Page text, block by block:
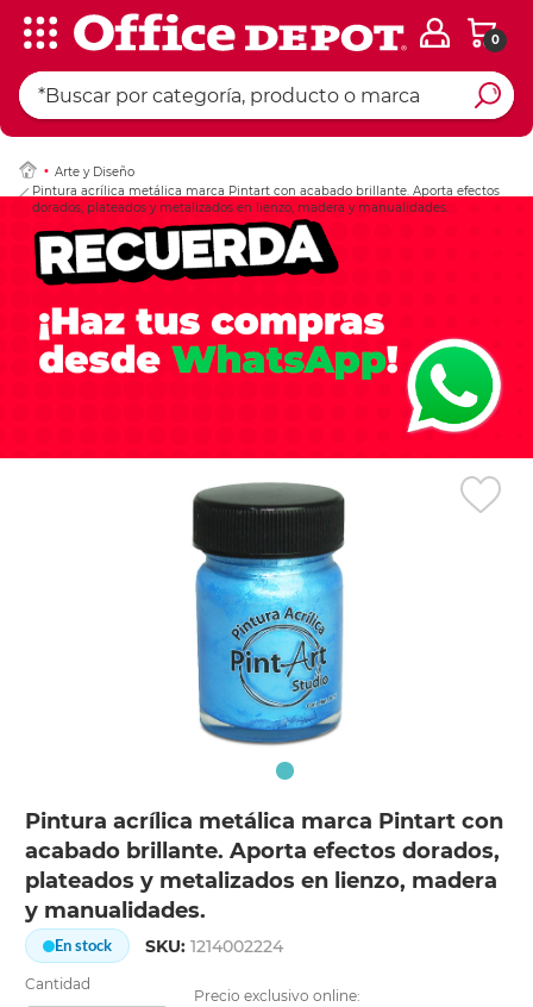
0
Arte y Diseño
Pintura acrílica metálica marca Pintart con acabado brillante. Aporta efectos
dorados, plateados y metalizados en lienzo, madera y manualidades.
Pintura acrílica metálica marca Pintart con
acabado brillante. Aporta efectos dorados,
plateados y metalizados en lienzo, madera
y manualidades.
En stock SKU:1214002224
Cantidad
Precio exclusivo online:
Ingresar Codigo